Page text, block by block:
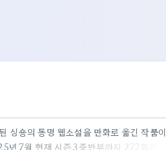
싱숑의 동명 웹소설을 만화로 옮긴 작품이
7월 현재 시즌 3 중반부까지 272화가